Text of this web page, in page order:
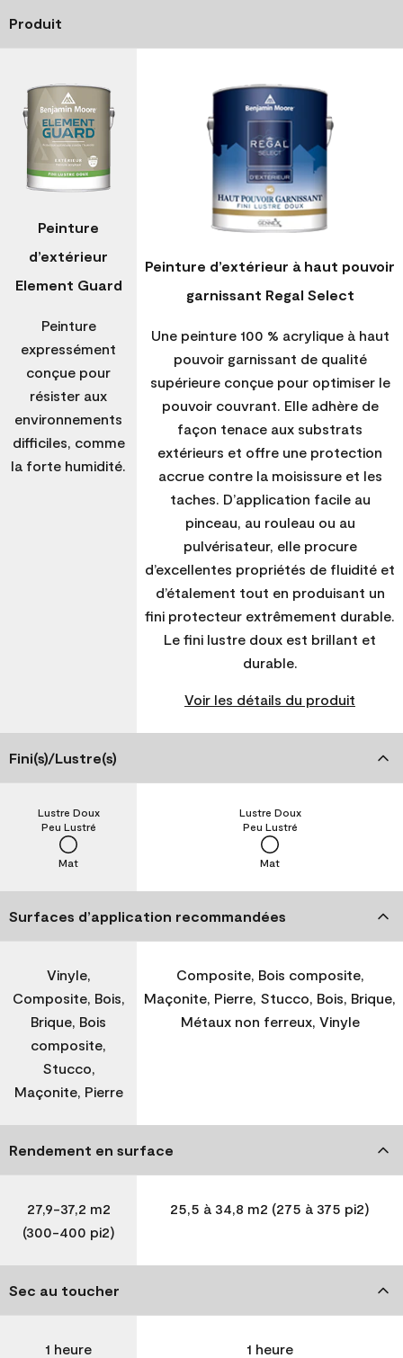
Produit
Peinture
d’extérieur
Element Guard
Peinture
expressément
conçue pour
résister aux
environnements
difficiles, comme
la forte humidité.
Peinture d’extérieur à haut pouvoir
garnissant Regal Select
Une peinture 100 % acrylique à haut
pouvoir garnissant de qualité
supérieure conçue pour optimiser le
pouvoir couvrant. Elle adhère de
façon tenace aux substrats
extérieurs et offre une protection
accrue contre la moisissure et les
taches. D’application facile au
pinceau, au rouleau ou au
pulvérisateur, elle procure
d’excellentes propriétés de fluidité et
d’étalement tout en produisant un
fini protecteur extrêmement durable.
Le fini lustre doux est brillant et
durable.
Voir les détails du produit
Fini(s)/Lustre(s)
Mat
Peu Lustré
Lustre Doux
Mat
Peu Lustré
Lustre Doux
Surfaces d’application recommandées
Vinyle,
Composite, Bois,
Brique, Bois
composite,
Stucco,
Maçonite, Pierre
Composite, Bois composite,
Maçonite, Pierre, Stucco, Bois, Brique,
Métaux non ferreux, Vinyle
Rendement en surface
27,9-37,2 m2
(300-400 pi2)
25,5 à 34,8 m2 (275 à 375 pi2)
Sec au toucher
1 heure 1 heure